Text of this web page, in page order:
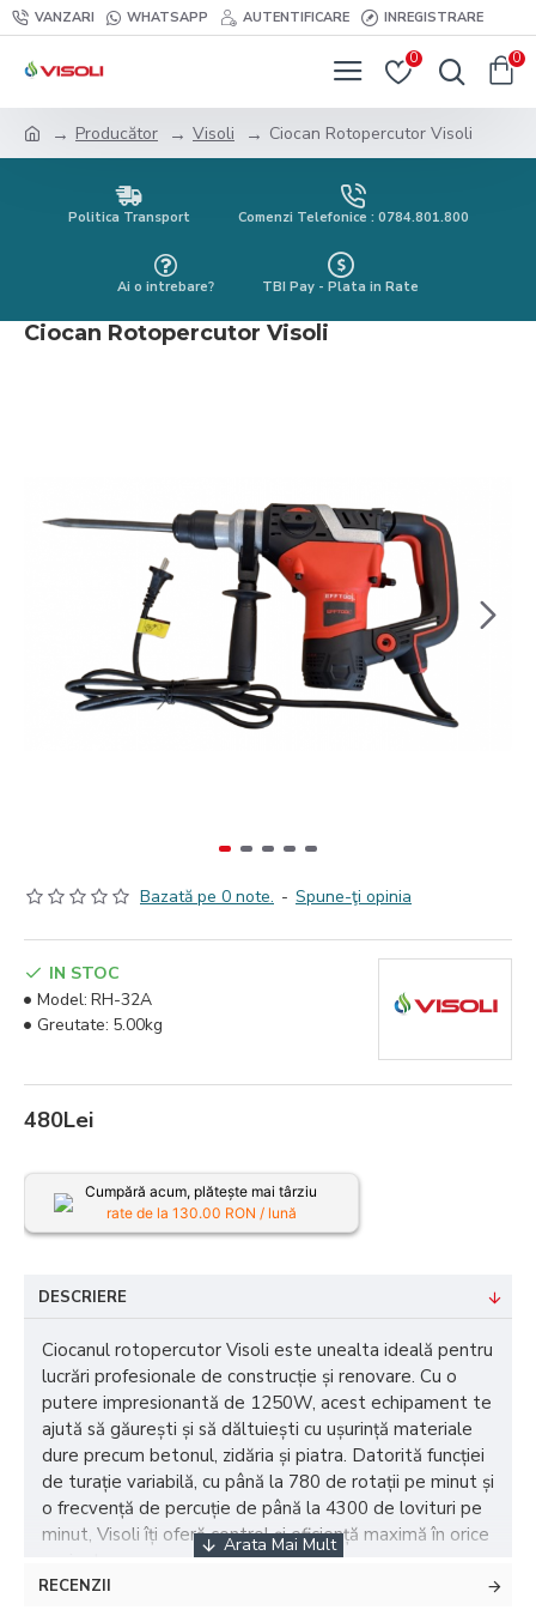
VANZARI WHATSAPP AUTENTIFICARE INREGISTRARE
0 0
Producător Visoli Ciocan Rotopercutor Visoli
Politica Transport Comenzi Telefonice : 0784.801.800
Ai o intrebare? TBI Pay - Plata in Rate
Ciocan Rotopercutor Visoli
Bazată pe 0 note. - Spune-ţi opinia
480Lei
IN STOC
Model: RH-32A
Greutate: 5.00kg
Cumpără acum, plătește mai târziu
rate de la 130.00 RON / lună
DESCRIERE
Ciocanul rotopercutor Visoli este unealta ideală pentru
lucrări profesionale de construcție și renovare. Cu o
putere impresionantă de 1250W, acest echipament te
ajută să găurești și să dăltuiești cu ușurință materiale
dure precum betonul, zidăria și piatra. Datorită funcției
de turație variabilă, cu până la 780 de rotații pe minut și
o frecvență de percuție de până la 4300 de lovituri pe
minut, Visoli îți oferă control și eficiență maximă în orice
proiect.
RECENZII